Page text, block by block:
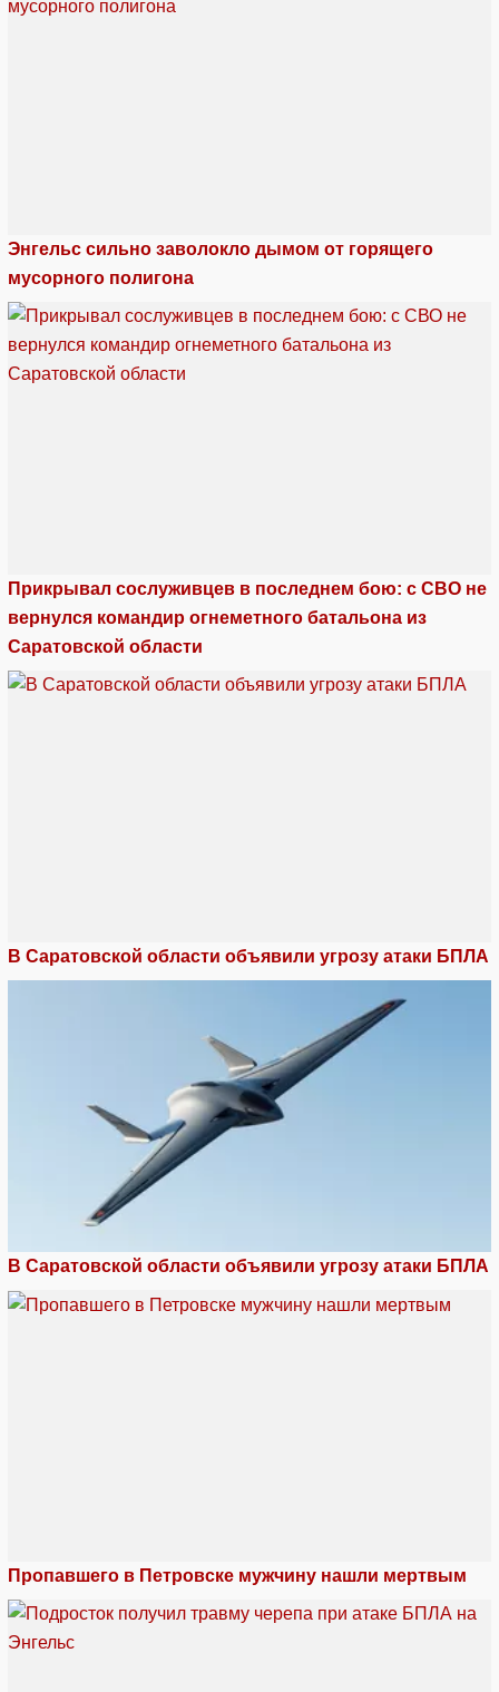
Энгельс сильно заволокло дымом от горящего
мусорного полигона
Прикрывал сослуживцев в последнем бою: с СВО не
вернулся командир огнеметного батальона из
Саратовской области
В Саратовской области объявили угрозу атаки БПЛА
В Саратовской области объявили угрозу атаки БПЛА
Пропавшего в Петровске мужчину нашли мертвым